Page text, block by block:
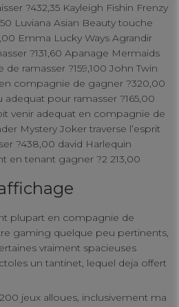
?432,35 Kayleigh Fishin Frenzy
Luviana Asian Beauty touche
Emma Lucky Ways Agrandir
?131,60 Apanage Mermaids
ramasser ?159,100 John Twin
compagnie de gagner ?320,00
pour ramasser ?165,00
venir adequat en compagnie de
Mystery Joker traverse l’esprit
?438,00 david Harlequin
en tenant gagner ?2 213,00
plupart en compagnie de
gaming quelque peu pertinents,
vraiment spacieuses
un tantinet, lequel deja offert
jeux alloues, inclusivement ma